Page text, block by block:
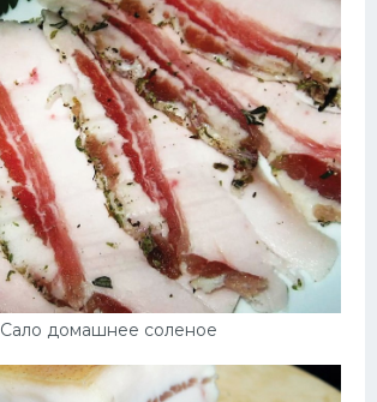
Сало домашнее соленое